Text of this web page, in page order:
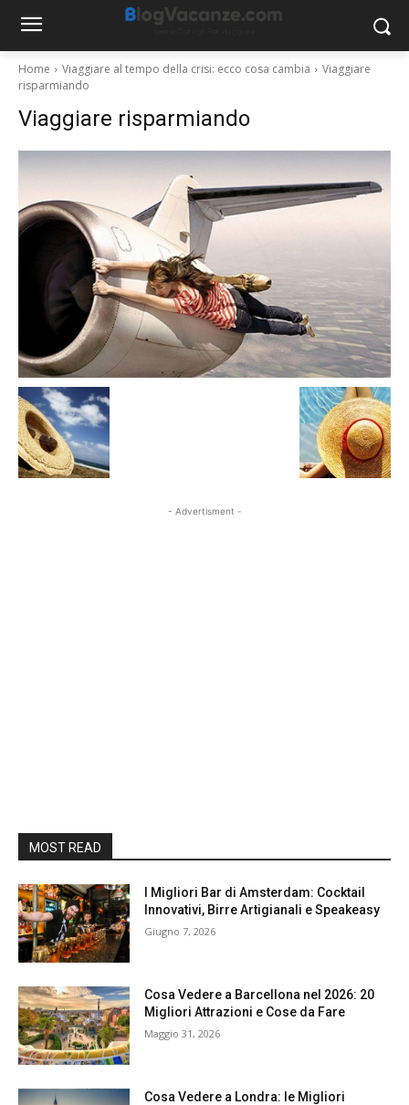
Home Viaggiare al tempo della crisi: ecco cosa cambia
Viaggiare
risparmiando
Viaggiare risparmiando
- Advertisment -
MOST READ
I Migliori Bar di Amsterdam: Cocktail
Innovativi, Birre Artigianali e Speakeasy
Giugno 7, 2026
Cosa Vedere a Barcellona nel 2026: 20
Migliori Attrazioni e Cose da Fare
Maggio 31, 2026
Cosa Vedere a Londra: le Migliori